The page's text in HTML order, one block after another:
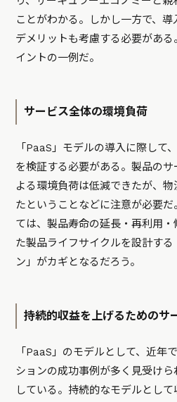
ことがわかる。しかし一方で、
デメリットも考慮する必要があ
イントの一例だ。
サービス全体の環境負荷
「PaaS」モデルの導入に際して
を検証する必要がある。製品の
よる環境負荷は低減できたが、
たということなどに注意が必要
ては、製品寿命の延長・再利用
た製品ライフサイクルを設計す
ン」がカギとなるだろう。
持続的収益を上げるためのサ
「PaaS」のモデルとして、近年
ションの成功事例が多く見受け
している。持続的なモデルとし